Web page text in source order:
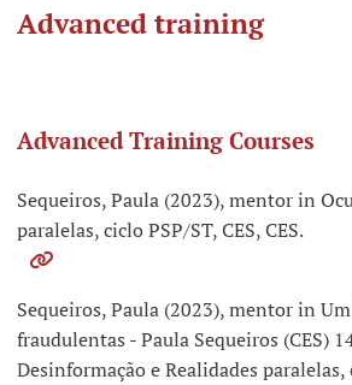
Advanced training
Advanced Training Courses
Sequeiros, Paula (2023), mentor in
paralelas, ciclo PSP/ST, CES, CES.
Sequeiros, Paula (2023), mentor in
fraudulentas - Paula Sequeiros (CES)
Desinformação e Realidades paralelas,